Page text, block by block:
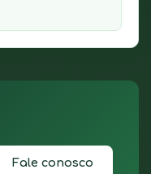
Fale conosco